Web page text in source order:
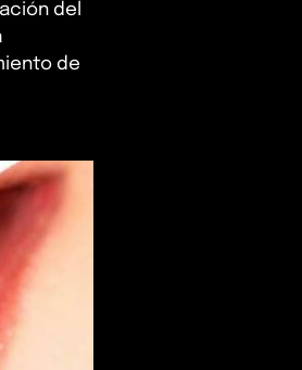
del
de